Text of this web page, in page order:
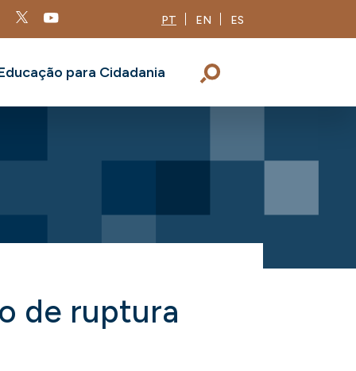
PT EN ES
para Cidadania
de ruptura